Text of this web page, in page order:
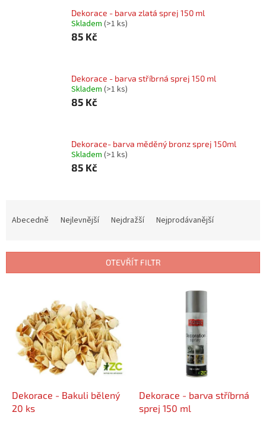
Dekorace - barva zlatá sprej 150 ml
Skladem (>1 ks)
85 Kč
Dekorace - barva stříbrná sprej 150 ml
Skladem (>1 ks)
85 Kč
Dekorace- barva měděný bronz sprej 150ml
Skladem (>1 ks)
85 Kč
í
Abecedně Nejlevnější Nejdražší Nejprodávanější
OTEVŘÍT FILTR
Dekorace - Bakuli bělený
20 ks
Dekorace - barva stříbrná
sprej 150 ml